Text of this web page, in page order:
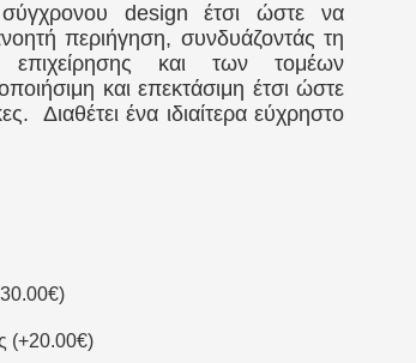
design έτσι ώστε να
περιήγηση, συνδυάζοντάς τη
και των τομέων
και επεκτάσιμη έτσι ώστε
Διαθέτει ένα ιδιαίτερα εύχρηστο
30.00€)
(+20.00€)